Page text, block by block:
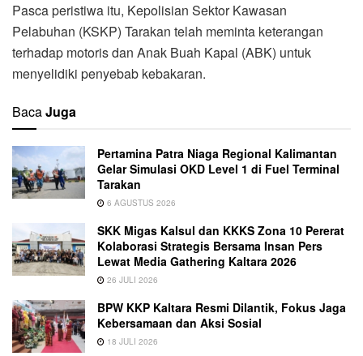
Pasca peristiwa itu, Kepolisian Sektor Kawasan
Pelabuhan (KSKP) Tarakan telah meminta keterangan
terhadap motoris dan Anak Buah Kapal (ABK) untuk
menyelidiki penyebab kebakaran.
BacaJuga
Pertamina Patra Niaga Regional Kalimantan
Gelar Simulasi OKD Level 1 di Fuel Terminal
Tarakan
6 AGUSTUS 2026
SKK Migas Kalsul dan KKKS Zona 10 Pererat
Kolaborasi Strategis Bersama Insan Pers
Lewat Media Gathering Kaltara 2026
26 JULI 2026
BPW KKP Kaltara Resmi Dilantik, Fokus Jaga
Kebersamaan dan Aksi Sosial
18 JULI 2026